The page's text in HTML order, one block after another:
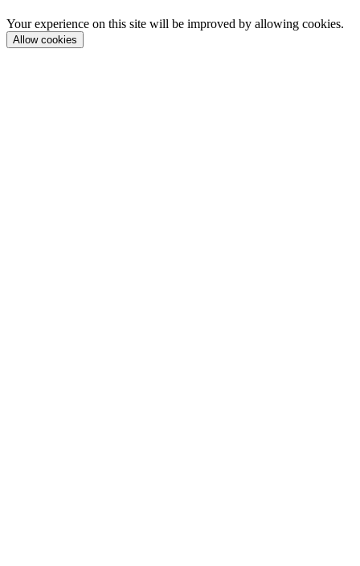
Your experience on this site will be improved by allowing cookies.
Allow cookies